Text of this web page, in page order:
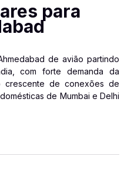
para
de avião partindo
com forte demanda da
crescente de conexões de
de Mumbai e Delhi